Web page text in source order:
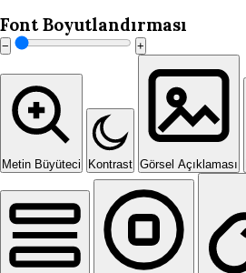
Font Boyutlandırması
− +
Metin Büyüteci Kontrast Görsel Açıklaması